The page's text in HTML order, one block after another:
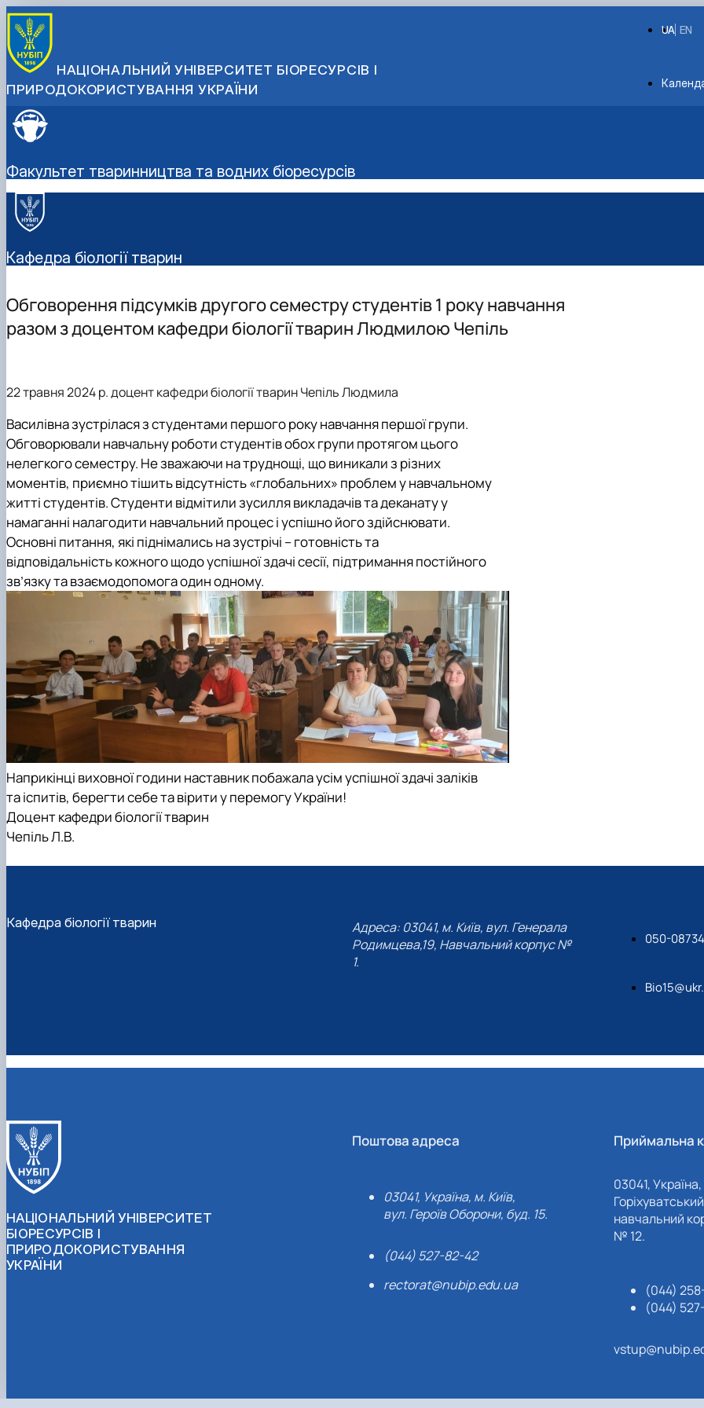
НАЦІОНАЛЬНИЙ УНІВЕРСИТЕТ БІОРЕСУРСІВ І
ПРИРОДОКОРИСТУВАННЯ УКРАЇНИ
EN
UA
Факультет тваринництва та водних біоресурсів
Кафедра біології тварин
Обговорення підсумків другого семестру студентів 1 року навчання
разом з доцентом кафедри біології тварин Людмилою Чепіль
22 травня 2024 р. доцент кафедри біології тварин Чепіль Людмила
Василівна зустрілася з студентами першого року навчання першої групи.
Обговорювали навчальну роботи студентів обох групи протягом цього
нелегкого семестру. Не зважаючи на труднощі, що виникали з різних
моментів, приємно тішить відсутність «глобальних» проблем у навчальному
житті студентів. Студенти відмітили зусилля викладачів та деканату у
намаганні налагодити навчальний процес і успішно його здійснювати.
Основні питання, які піднімались на зустрічі – готовність та
відповідальність кожного щодо успішної здачі сесії, підтримання постійного
зв’язку та взаємодопомога один одному.
Наприкінці виховної години наставник побажала усім успішної здачі заліків
та іспитів, берегти себе та вірити у перемогу України!
Доцент кафедри біології тварин
Чепіль Л.В.
Кафедра біології тварин
Адреса: 03041, м. Київ, вул. Генерала
Родимцева,19, Навчальний корпус №
1.
050-
НАЦІОНАЛЬНИЙ УНІВЕРСИТЕТ
БІОРЕСУРСІВ І
ПРИРОДОКОРИСТУВАННЯ
УКРАЇНИ
Поштова адреса
03041, Україна, м. Київ,
вул. Героїв Оборони, буд. 15.
(044) 527-82-42
rectorat@nubip.edu.ua
Приймальна
03041,
навчальний
№ 12.
(044)
(044)